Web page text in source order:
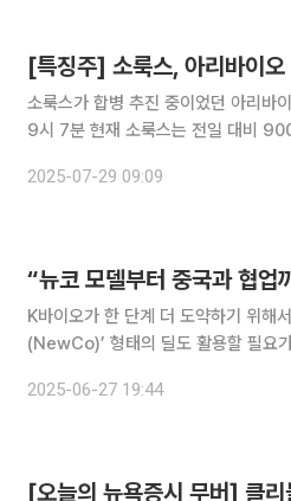
소룩스가 합병 추진 중이었던 아리바이오
9시 7분 현재 소룩스는 전일 대비 900원
국·홍콩·마카오 등 중화권에서
2025-07-29 09:09
K바이오가 한 단계 더 도약하기 위해
(NewCo)’ 형태의 딜도 활용할 필요
2025-06-27 19:44